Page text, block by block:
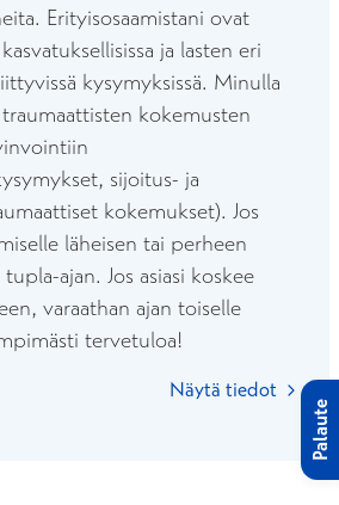
Erityisosaamistani ovat
ja lasten eri
kysymyksissä. Minulla
kokemusten
sijoitus- ja
kokemukset). Jos
läheisen tai perheen
ajan. Jos asiasi koskee
varaathan ajan toiselle
tervetuloa!
Näytä tiedot
Palaute